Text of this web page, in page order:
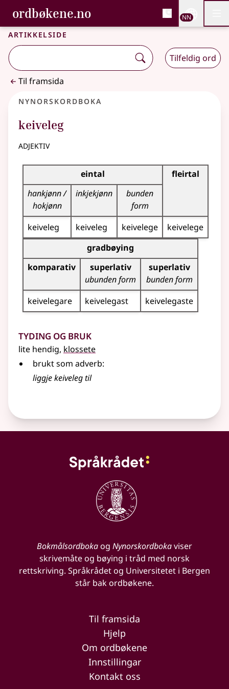
Gå til hovudinnhald
Tilgjenge
ordbøkene.no, Bokmålsordboka og
Bokmålsordboka og Nynorskordboka
NN
Artikkelside
Tilfeldig ord
Til framsida
Nynorskordboka
keiveleg
adjektiv
Bøyningstabell for dette adjektivet
eintal
fleirtal
hankjønn /
hokjønn
inkjekjønn
bunden
form
keiveleg
keiveleg keivelege
keivelege
Bøyningstabell for dette adjektivet (gradbøyning)
gradbøying
komparativ
superlativ
ubunden form
superlativ
bunden form
keivelegare
keivelegast keivelegaste
Tyding og bruk
lite hendig, klossete
brukt som adverb:
liggje keiveleg til
Bokmålsordbokaog Nynorskordbokaviser
skrivemåte og bøying i tråd med norsk
rettskriving. Språkrådet og Universitetet i Bergen
står bak ordbøkene.
Til framsida
Hjelp
Om ordbøkene
Innstillingar
Kontakt oss